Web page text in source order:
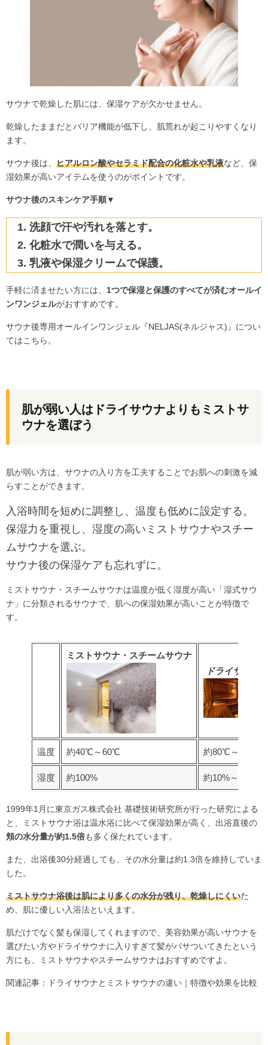
サウナで乾燥した肌には、保湿ケアが欠かせません。
乾燥したままだとバリア機能が低下し、肌荒れが起こりやすくなり
ます。
サウナ後は、 ヒアルロン酸やセラミド配合の化粧水や乳液など、保
湿効果が高いアイテムを使うのがポイントです。
サウナ後のスキンケア手順▼
洗顔で汗や汚れを落とす。
化粧水で潤いを与える。
乳液や保湿クリームで保護。
手軽に済ませたい方には、 1つで保湿と保護のすべてが済むオールイ
ンワンジェルがおすすめです。
サウナ後専用オールインワンジェル『NELJAS(ネルジャス)』につい
てはこちら。
肌が弱い人はドライサウナよりもミストサ
ウナを選ぼう
肌が弱い方は、サウナの入り方を工夫することでお肌への刺激を減
らすことができます。
入浴時間を短めに調整し、温度も低めに設定する。
保湿力を重視し、湿度の高いミストサウナやスチー
ムサウナを選ぶ。
サウナ後の保湿ケアも忘れずに。
ミストサウナ・スチームサウナは温度が低く湿度が高い「湿式サウ
ナ」に分類されるサウナで、肌への保湿効果が高いことが特徴で
す。
ミストサウナ・スチームサウナ
ドライサウナ
温度 約40℃～60℃ 約80℃～100℃
湿度 約100% 約10%～20%
1999年1月に東京ガス株式会社 基礎技術研究所が行った研究による
と、ミストサウナ浴は温水浴に比べて保湿効果が高く、出浴直後の
頬の水分量が約1.5倍も多く保たれています。
また、出浴後30分経過しても、その水分量は約1.3倍を維持していま
した。
ミストサウナ浴後は肌により多くの水分が残り、乾燥しにくいた
め、肌に優しい入浴法といえます。
肌だけでなく髪も保湿してくれますので、美容効果が高いサウナを
選びたい方やドライサウナに入りすぎて髪がパサついてきたという
方にも、ミストサウナやスチームサウナはおすすめですよ。
関連記事： ドライサウナとミストサウナの違い｜特徴や効果を比較